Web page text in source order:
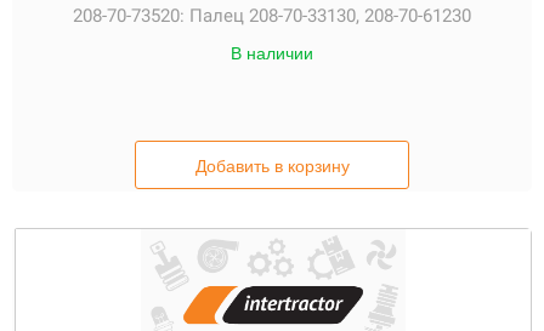
208-70-73520: Палец 208-70-33130, 208-70-61230
В наличии
Добавить в корзину